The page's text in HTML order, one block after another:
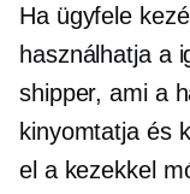
Ha ügyfele
használhatja a
shipper, ami a
kinyomtatja és
el a kezekkel